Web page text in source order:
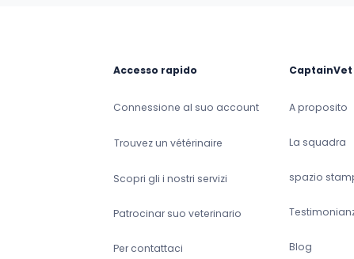
Accesso rapido
Connessione al suo account
Trouvez un vétérinaire
Scopri gli i nostri servizi
Patrocinar suo veterinario
Per contattaci
CaptainVet
A proposito
La squadra
spazio
Blog